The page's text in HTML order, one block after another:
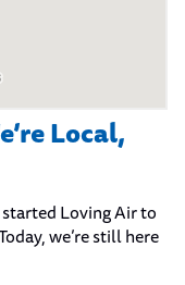
Local,
Loving Air to
we’re still here